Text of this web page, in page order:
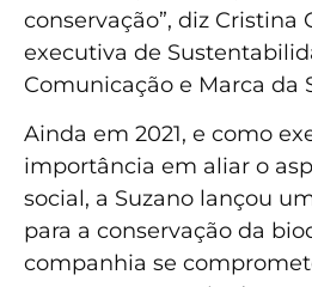
conservação”, diz Cristina
executiva de
Comunicação e Marca da
Ainda em 2021, e como
importância em aliar o
social, a Suzano lançou
para a conservação da
companhia se